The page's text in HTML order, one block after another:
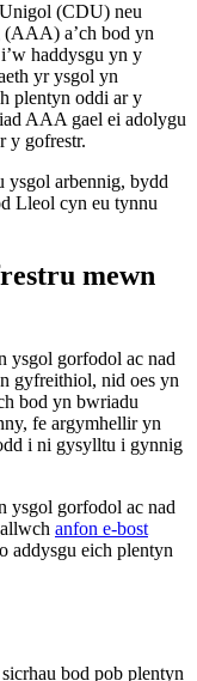
(CDU) neu
a’ch bod yn
haddysgu yn y
yr ysgol yn
plentyn oddi ar y
AAA gael ei adolygu
y gofrestr.
ysgol arbennig, bydd
Lleol cyn eu tynnu
mewn
ysgol gorfodol ac nad
gyfreithiol, nid oes yn
bod yn bwriadu
fe argymhellir yn
i ni gysylltu i gynnig
ysgol gorfodol ac nad
anfon e-bost
addysgu eich plentyn
bod pob plentyn